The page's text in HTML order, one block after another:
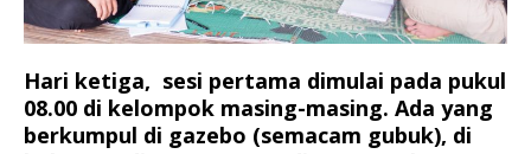
Hari ketiga, sesi pertama dimulai pada pukul
08.00 di kelompok masing-masing. Ada yang
berkumpul di gazebo (semacam gubuk), di